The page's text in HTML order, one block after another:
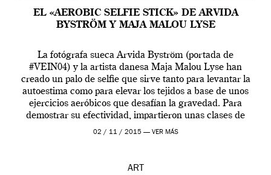
EL «AEROBIC SELFIE STICK» DE ARVIDA
BYSTRÖM Y MAJA MALOU LYSE
La fotógrafa sueca Arvida Byström (portada de
#VEIN04) y la artista danesa Maja Malou Lyse han
creado un palo de selfie que sirve tanto para levantar la
autoestima como para elevar los tejidos a base de unos
ejercicios aeróbicos que desafían la gravedad. Para
demostrar su efectividad, impartieron unas clases de
prueba en el Tate […]
02 / 11 / 2015 — VER MÁS
ART